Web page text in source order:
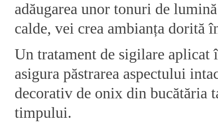
adăugarea unor tonuri de
calde, vei crea ambianța dorită
Un tratament de sigilare aplicat
asigura păstrarea aspectului
decorativ de onix din bucătăria
timpului.